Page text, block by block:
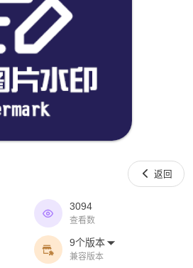
 返回

3094
查看数

9个版本 
兼容版本